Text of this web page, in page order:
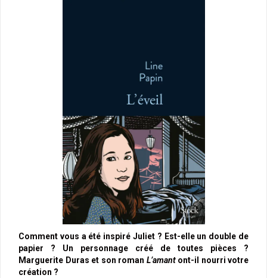
Comment vous a été inspiré Juliet ? Est-elle un double de
papier ? Un personnage créé de toutes pièces ?
Marguerite Duras et son roman L’amantont-il nourri votre
création ?